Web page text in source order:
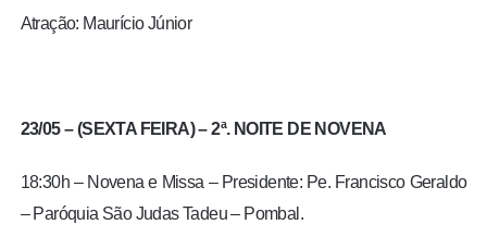
Atração: Maurício Júnior
23/05 – (SEXTA FEIRA) – 2ª. NOITE DE NOVENA
18:30h – Novena e Missa – Presidente: Pe. Francisco Geraldo
– Paróquia São Judas Tadeu – Pombal.